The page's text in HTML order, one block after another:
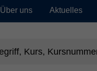
Über uns Aktuelles